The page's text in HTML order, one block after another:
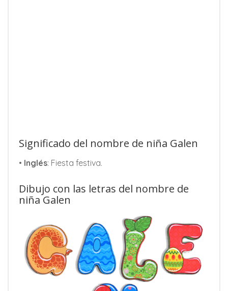
Significado del nombre de niña Galen
• Inglés: Fiesta festiva.
Dibujo con las letras del nombre de
niña Galen